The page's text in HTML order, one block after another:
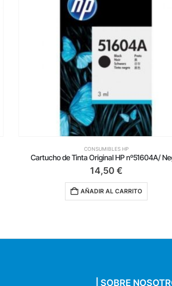
CONSUMIBLES HP
Cartucho de Tinta Original HP nº51604A/
14,50 €
AÑADIR AL CARRITO
| SOBRE